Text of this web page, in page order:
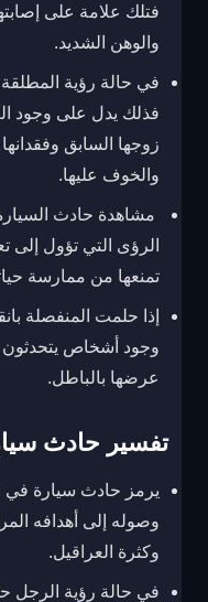
فتلك علامة على
والوهن الشديد.
في حالة رؤية المطلقة
فذلك يدل على وجود
زوجها السابق
والخوف عليها.
مشاهدة حادث
الرؤى التي تؤول إلى
تمنعها من ممارسة
إذا حلمت المنفصلة
وجود أشخاص
عرضها بالباطل.
تفسير حادث
يرمز حادث سيارة في
وصوله إلى أهدافه
وكثرة العراقيل.
في حالة رؤية الرجل